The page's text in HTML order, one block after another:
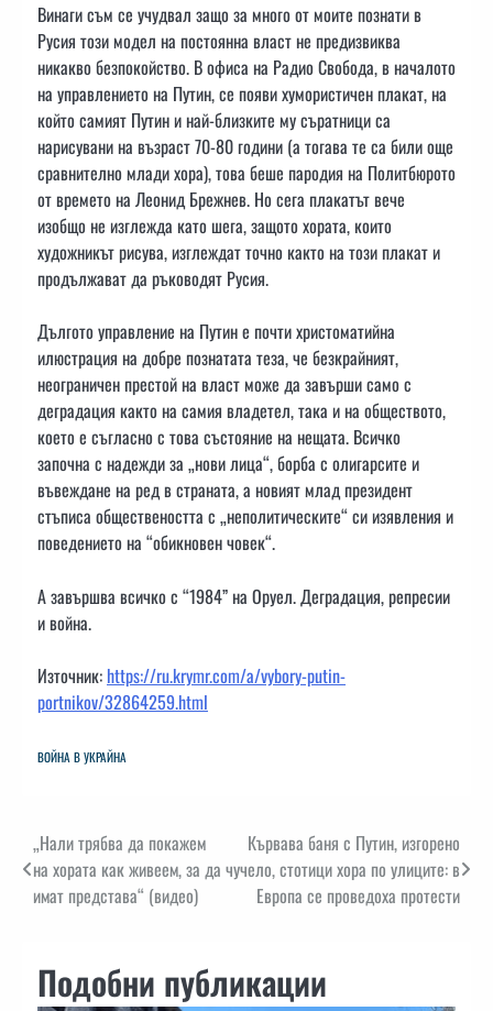
Винаги съм се учудвал защо за много от моите познати в
Русия този модел на постоянна власт не предизвиква
никакво безпокойство. В офиса на Радио Свобода, в началото
на управлението на Путин, се появи хумористичен плакат, на
който самият Путин и най-близките му съратници са
нарисувани на възраст 70-80 години (а тогава те са били още
сравнително млади хора), това беше пародия на Политбюрото
от времето на Леонид Брежнев. Но сега плакатът вече
изобщо не изглежда като шега, защото хората, които
художникът рисува, изглеждат точно както на този плакат и
продължават да ръководят Русия.
Дългото управление на Путин е почти христоматийна
илюстрация на добре познатата теза, че безкрайният,
неограничен престой на власт може да завърши само с
деградация както на самия владетел, така и на обществото,
което е съгласно с това състояние на нещата. Всичко
започна с надежди за „нови лица“, борба с олигарсите и
въвеждане на ред в страната, а новият млад президент
стъписа обществеността с „неполитическите“ си изявления и
поведението на “обикновен човек“.
А завършва всичко с “1984” на Оруел. Деградация, репресии
и война.
Източник: https://ru.krymr.com/a/vybory-putin-
portnikov/32864259.html
ВОЙНА В УКРАЙНА
Навигация
„Нали трябва да покажем
на хората как живеем, за да
имат представа“ (видео)
Кървава баня с Путин, изгорено
чучело, стотици хора по улиците: в
Европа се проведоха протести
Подобни публикации